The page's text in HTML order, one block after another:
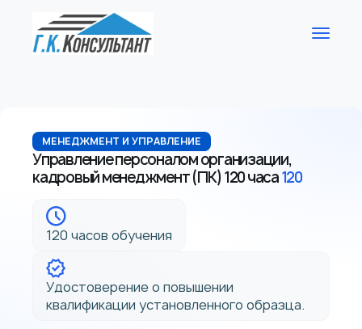
МЕНЕДЖМЕНТ И УПРАВЛЕНИЕ
Управление персоналом организации,
кадровый менеджмент (ПК) 120 часа120
120 часов обучения
Удостоверение о повышении
квалификации установленного образца.